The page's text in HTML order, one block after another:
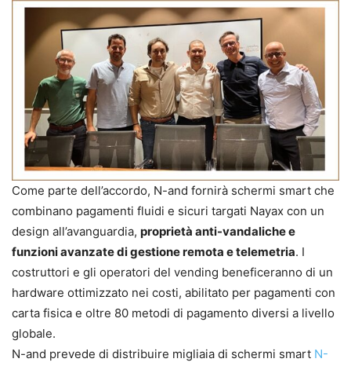
Come parte dell’accordo, N-and fornirà schermi smart che
combinano pagamenti fluidi e sicuri targati Nayax con un
design all’avanguardia, proprietà anti-vandaliche e
funzioni avanzate di gestione remota e telemetria. I
costruttori e gli operatori del vending beneficeranno di un
hardware ottimizzato nei costi, abilitato per pagamenti con
carta fisica e oltre 80 metodi di pagamento diversi a livello
globale.
N-and prevede di distribuire migliaia di schermi smart N-